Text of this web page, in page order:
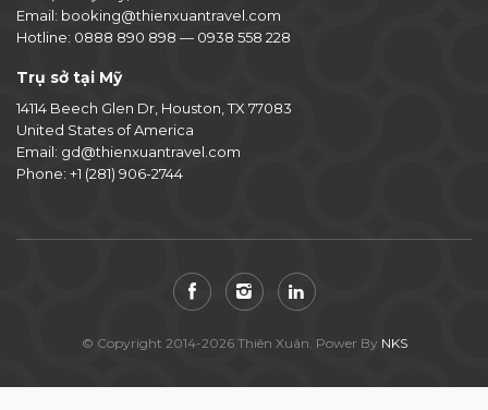
Email: booking@thienxuantravel.com
Hotline: 0888 890 898 — 0938 558 228
Trụ sở tại Mỹ
14114 Beech Glen Dr, Houston, TX 77083
United States of America
Email: gd@thienxuantravel.com
Phone: +1 (281) 906-2744
© Copyright 2014-2026 Thiên Xuân. Power By NKS